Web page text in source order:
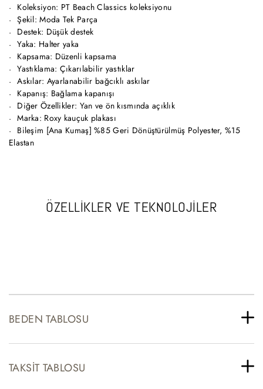
Koleksiyon: PT Beach Classics koleksiyonu
Şekil: Moda Tek Parça
Destek: Düşük destek
Yaka: Halter yaka
Kapsama: Düzenli kapsama
Yastıklama: Çıkarılabilir yastıklar
Askılar: Ayarlanabilir bağcıklı askılar
Kapanış: Bağlama kapanışı
Diğer Özellikler: Yan ve ön kısmında açıklık
Marka: Roxy kauçuk plakası
Bileşim [Ana Kumaş] %85 Geri Dönüştürülmüş Polyester, %15
Elastan
ÖZELLİKLER VE TEKNOLOJİLER
BEDEN TABLOSU
TAKSIT TABLOSU